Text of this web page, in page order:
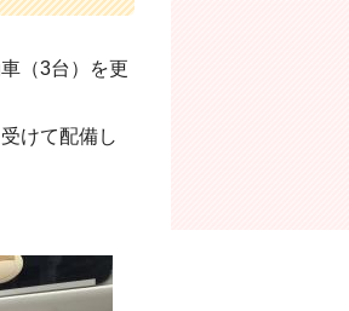
（3台）を更
けて配備し